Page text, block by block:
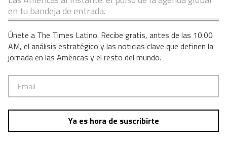
en tu bandeja de entrada.
Únete a The Times Latino. Recibe gratis, antes de las 10:00
AM, el análisis estratégico y las noticias clave que definen la
jornada en las Américas y el resto del mundo.
Ya es hora de suscribirte